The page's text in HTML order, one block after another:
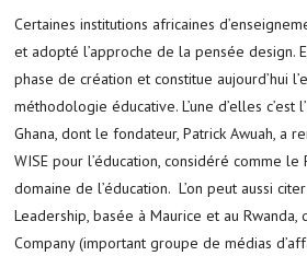
Certaines institutions africaines
et adopté l’approche de la pensée design.
phase de création et constitue aujourd’hui
méthodologie éducative. L’une d’elles c’est
Ghana, dont le fondateur, Patrick Awuah, a
WISE pour l’éducation, considéré comme
domaine de l’éducation. L’on peut aussi
Leadership, basée à Maurice et au Rwanda,
Company (important groupe de médias